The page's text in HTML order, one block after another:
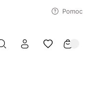
Pomoc